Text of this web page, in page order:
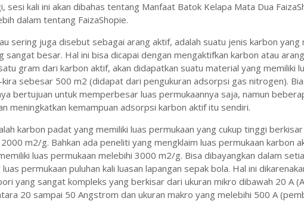
sesi kali ini akan dibahas tentang Manfaat Batok Kelapa Mata Dua
dalam tentang FaizaShopie.
sering juga disebut sebagai arang aktif, adalah suatu jenis karbon yang
sangat besar. Hal ini bisa dicapai dengan mengaktifkan karbon atau
gram dari karbon aktif, akan didapatkan suatu material yang memiliki
sebesar 500 m2 (didapat dari pengukuran adsorpsi gas nitrogen).
bertujuan untuk memperbesar luas permukaannya saja, namun
meningkatkan kemampuan adsorpsi karbon aktif itu sendiri.
karbon padat yang memiliki luas permukaan yang cukup tinggi
m2/g. Bahkan ada peneliti yang mengklaim luas permukaan karbon
luas permukaan melebihi 3000 m2/g. Bisa dibayangkan dalam
permukaan puluhan kali luasan lapangan sepak bola. Hal ini
yang sangat kompleks yang berkisar dari ukuran mikro dibawah 20 A
20 sampai 50 Angstrom dan ukuran makro yang melebihi 500 A